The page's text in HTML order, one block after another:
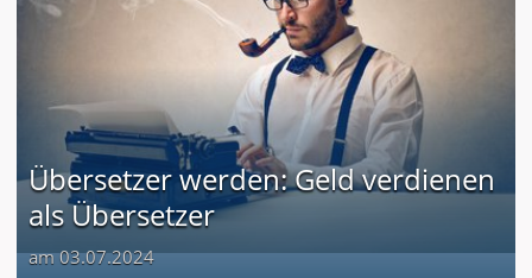
Übersetzer werden: Geld verdienen
als Übersetzer
am 03.07.2024